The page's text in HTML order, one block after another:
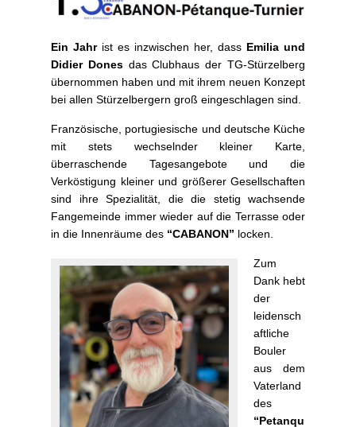
t
e
d
o
6
.
M
ä
r
z
2
Ein Jahrist es inzwischen her, dass Emilia und
Didier Donesdas Clubhaus der TG-Stürzelberg
übernommen haben und mit ihrem neuen Konzept
bei allen Stürzelbergern groß eingeschlagen sind.
Französische, portugiesische und deutsche Küche
mit stets wechselnder kleiner Karte,
überraschende Tagesangebote und die
Verköstigung kleiner und größerer Gesellschaften
sind ihre Spezialität, die die stetig wachsende
Fangemeinde immer wieder auf die Terrasse oder
in die Innenräume des “CABANON” locken.
Zum
Dank hebt
der
leidensch
aftliche
Bouler
aus dem
Vaterland
des
“Petanqu